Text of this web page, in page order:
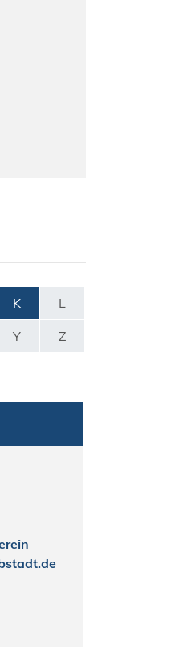
K L
Y Z